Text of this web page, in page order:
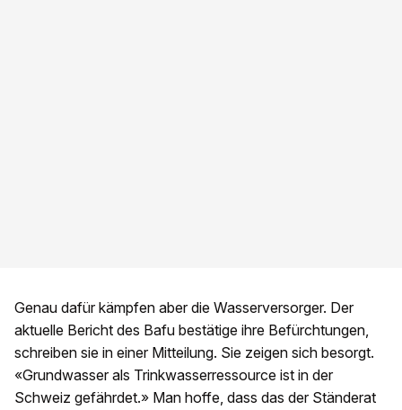
Genau dafür kämpfen aber die Wasserversorger. Der
aktuelle Bericht des Bafu bestätige ihre Befürchtungen,
schreiben sie in einer Mitteilung. Sie zeigen sich besorgt.
«Grundwasser als Trinkwasserressource ist in der
Schweiz gefährdet.» Man hoffe, dass das der Ständerat